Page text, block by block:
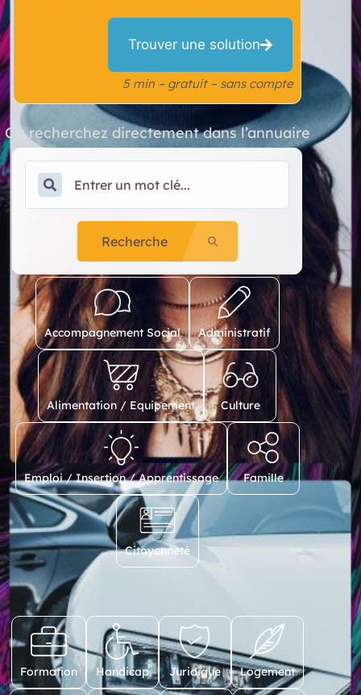
Trouver une solution
5 min – gratuit – sans compte
Ou recherchez directement dans l’annuaire
Recherche
Accompagnement Social Administratif
Alimentation / Equipement Culture
Emploi / Insertion / Apprentissage Famille
Citoyenneté
Formation Handicap Juridique Logement